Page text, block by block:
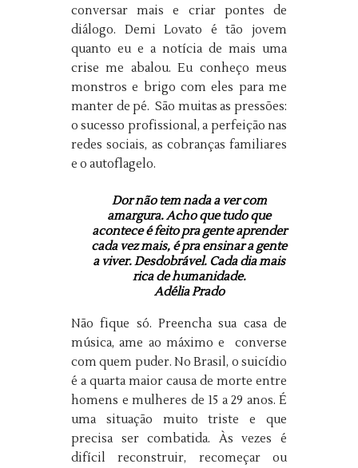
conversar mais e criar pontes de
diálogo. Demi Lovato é tão jovem
quanto eu e a notícia de mais uma
crise me abalou. Eu conheço meus
monstros e brigo com eles para me
manter de pé. São muitas as pressões:
o sucesso profissional, a perfeição nas
redes sociais, as cobranças familiares
e o autoflagelo.
Dor não tem nada a ver com
amargura. Acho que tudo que
acontece é feito pra gente aprender
cada vez mais, é pra ensinar a gente
a viver. Desdobrável. Cada dia mais
rica de humanidade.
Adélia Prado
Não fique só. Preencha sua casa de
música, ame ao máximo e converse
com quem puder. No Brasil, o suicídio
é a quarta maior causa de morte entre
homens e mulheres de 15 a 29 anos. É
uma situação muito triste e que
precisa ser combatida. Às vezes é
difícil reconstruir, recomeçar ou